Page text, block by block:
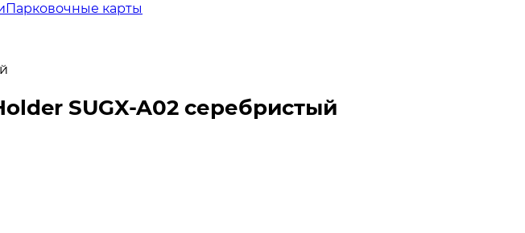
Парковочные карты
SUGX-A02 серебристый